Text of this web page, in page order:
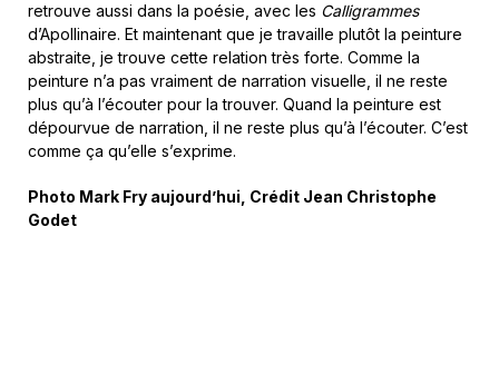
retrouve aussi dans la poésie, avec les Calligrammes
d’Apollinaire. Et maintenant que je travaille plutôt la peinture
abstraite, je trouve cette relation très forte. Comme la
peinture n’a pas vraiment de narration visuelle, il ne reste
plus qu’à l’écouter pour la trouver. Quand la peinture est
dépourvue de narration, il ne reste plus qu’à l’écouter. C’est
comme ça qu’elle s’exprime.
Photo Mark Fry aujourd’hui, Crédit Jean Christophe
Godet